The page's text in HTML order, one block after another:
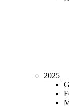
2025